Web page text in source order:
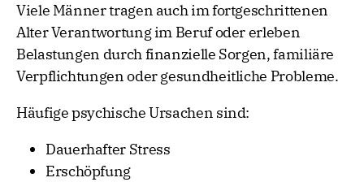
Viele Männer tragen auch im fortgeschrittenen
Alter Verantwortung im Beruf oder erleben
Belastungen durch finanzielle Sorgen, familiäre
Verpflichtungen oder gesundheitliche Probleme.
Häufige psychische Ursachen sind:
Dauerhafter Stress
Erschöpfung